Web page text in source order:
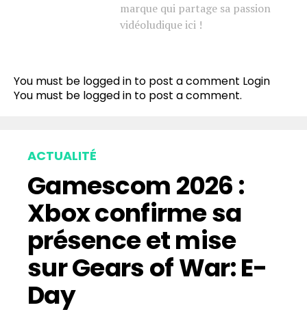
marque qui partage sa passion
vidéoludique ici !
You must be logged in to post a comment Login
You must be logged in to post a comment.
ACTUALITÉ
Gamescom 2026 :
Xbox confirme sa
présence et mise
sur Gears of War: E-
Day